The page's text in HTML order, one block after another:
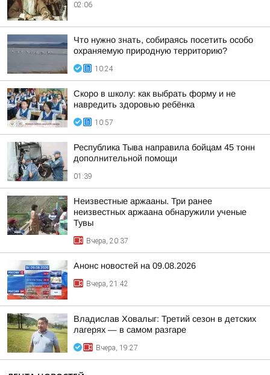
02:06
Что нужно знать, собираясь посетить особо
охраняемую природную территорию?
10:24
Скоро в школу: как выбрать форму и не
навредить здоровью ребёнка
10:57
Республика Тыва направила бойцам 45 тонн
дополнительной помощи
01:39
Неизвестные аржааны. Три ранее
неизвестных аржаана обнаружили ученые
Тувы
Вчера, 20:37
Анонс новостей на 09.08.2026
Вчера, 21:42
Владислав Ховалыг: Третий сезон в детских
лагерях — в самом разгаре
Вчера, 19:27